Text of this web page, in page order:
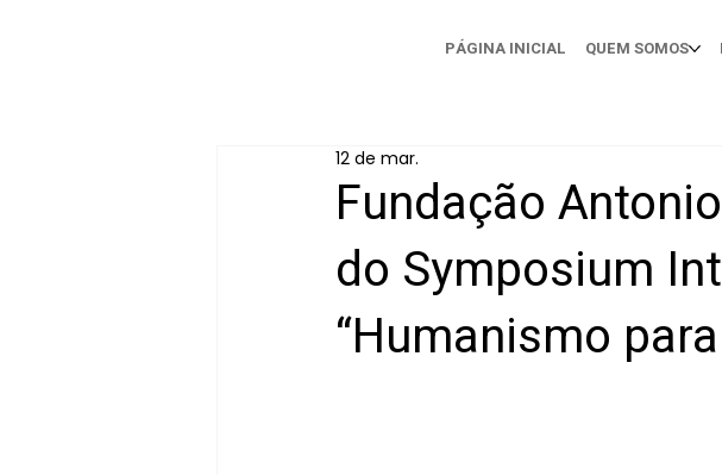
PÁGINA INICIAL QUEM SOMOS
Fundação
do Symposium
“Humanismo
12 de mar.